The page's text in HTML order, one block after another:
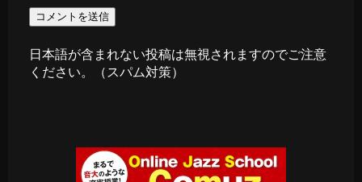
日本語が含まれない投稿は無視されますのでご注意
ください。（スパム対策）